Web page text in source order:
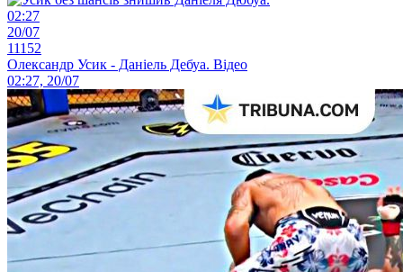
02:27
20/07
11152
Олександр Усик - Даніель Дебуа. Відео
02:27, 20/07